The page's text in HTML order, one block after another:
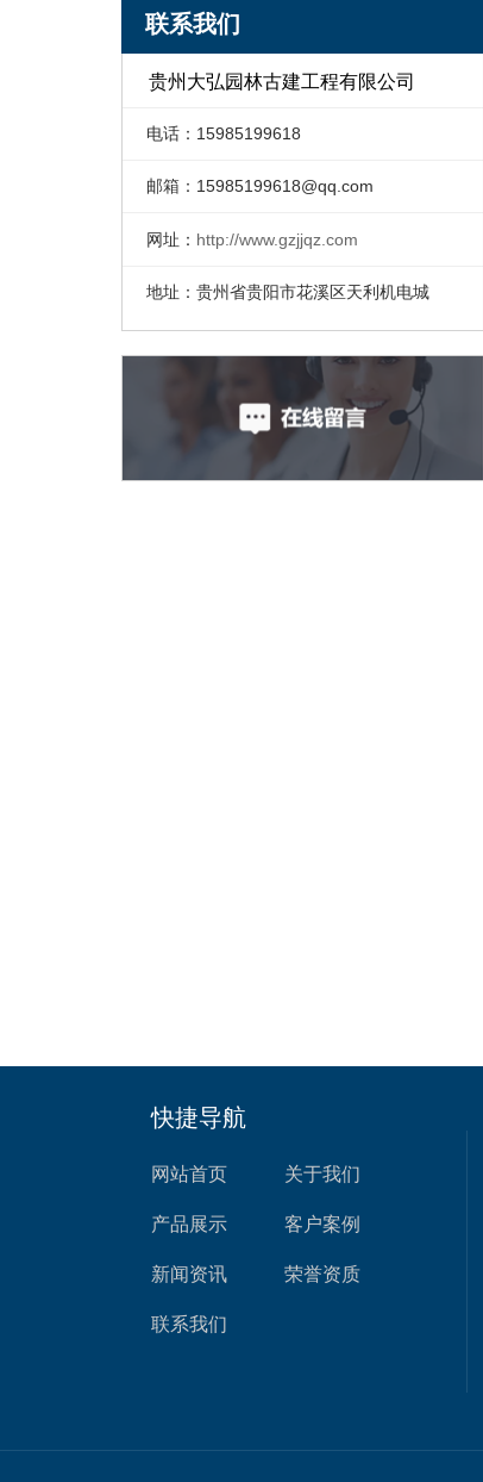
联系我们
贵州大弘园林古建工程有限公司
电话：15985199618
邮箱： 15985199618@qq.com
网址： http://www.gzjjqz.com
地址：贵州省贵阳市花溪区天利机电城
快捷导航
网站首页 关于我们
产品展示 客户案例
新闻资讯 荣誉资质
联系我们